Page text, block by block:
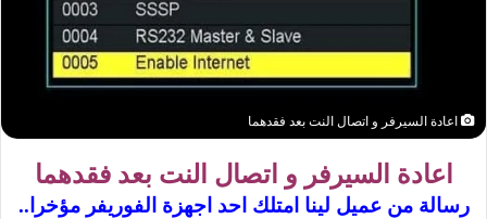
اعادة السيرفر و اتصال النت بعد فقدهما
اعادة السيرفر و اتصال النت بعد فقدهما
رسالة من عميل لينا امتلك احد اجهزة الفوريفر مؤخرا..